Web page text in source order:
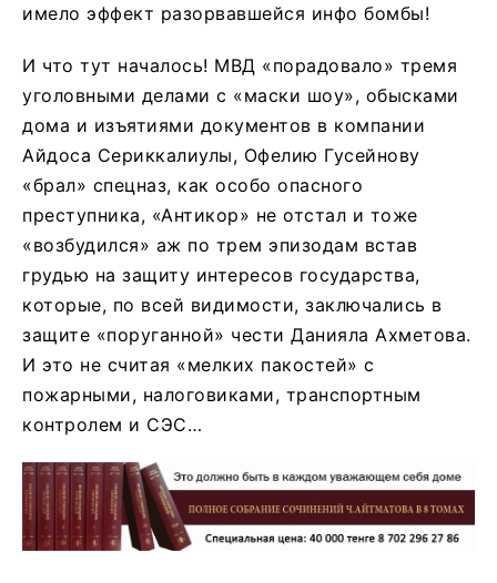
имело эффект разорвавшейся инфо бомбы!
И что тут началось! МВД «порадовало» тремя
уголовными делами с «маски шоу», обысками
дома и изъятиями документов в компании
Айдоса Сериккалиулы, Офелию Гусейнову
«брал» спецназ, как особо опасного
преступника, «Антикор» не отстал и тоже
«возбудился» аж по трем эпизодам встав
грудью на защиту интересов государства,
которые, по всей видимости, заключались в
защите «поруганной» чести Данияла Ахметова.
И это не считая «мелких пакостей» с
пожарными, налоговиками, транспортным
контролем и СЭС…